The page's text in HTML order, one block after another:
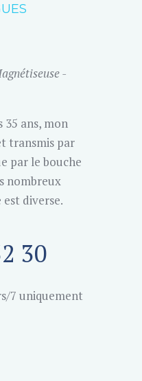
-
35 ans, mon
transmis par
par le bouche
nombreux
diverse.
30
7 uniquement